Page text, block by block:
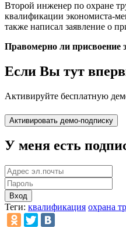
Второй инженер по охране
квалификации экономиста-
также написал заявление о
Правомерно ли присвоение
Если Вы тут
Активируйте бесплатную
У меня есть
Вход
Теги: квалификация охрана